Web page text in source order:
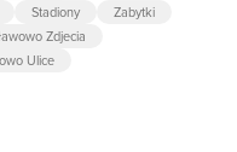
Stadiony
Zabytki
Zdjecia
Ulice